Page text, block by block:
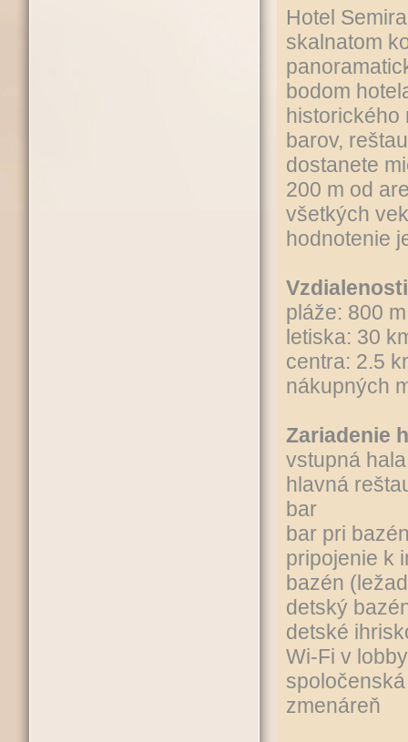
Hotel
skalnatom
bodom
historického
barov,
dostanete
200 m od
všetkých
hodnotenie
pláže: 800 m
letiska: 30
centra: 2.5
nákupných
Zariadenie
vstupná
hlavná
bar
bar pri
pripojenie k
bazén
detský
detské
Wi-Fi v
zmenáreň